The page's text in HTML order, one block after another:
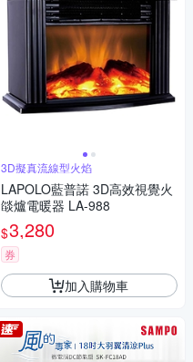
3D擬真流線型火焰
LAPOLO藍普諾 3D高效視覺火
燄爐電暖器 LA-988
$3,280
券
加入購物車